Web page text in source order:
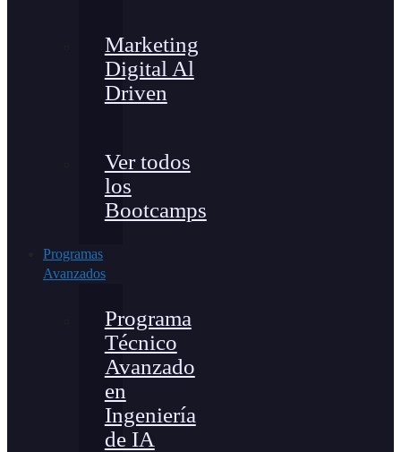
Marketing
Digital Al
Driven
Ver todos
los
Bootcamps
Programas
Avanzados
Programa
Técnico
Avanzado
en
Ingeniería
de IA